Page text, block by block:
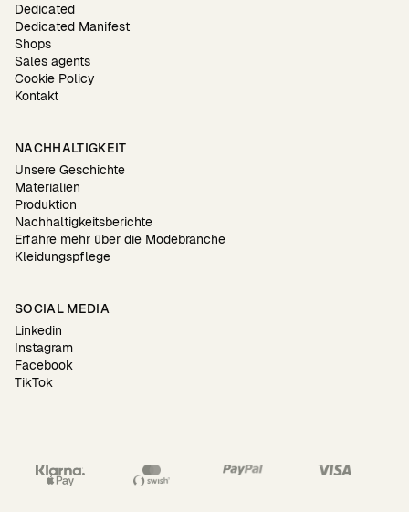
Dedicated
Dedicated Manifest
Shops
Sales agents
Cookie Policy
Kontakt
NACHHALTIGKEIT
Unsere Geschichte
Materialien
Produktion
Nachhaltigkeitsberichte
Erfahre mehr über die Modebranche
Kleidungspflege
SOCIAL MEDIA
Linkedin
Instagram
Facebook
TikTok